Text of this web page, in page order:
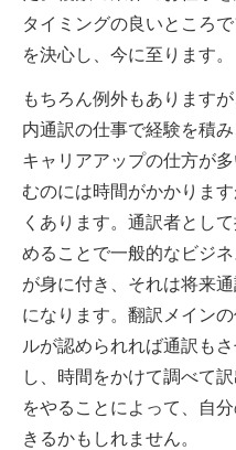
タイミングの良いところ
を決心し、今に至ります。
もちろん例外もあります
内通訳の仕事で経験を積
キャリアアップの仕方が
むのには時間がかかりま
くあります。通訳者とし
めることで一般的なビジ
が身に付き、それは将来
になります。翻訳メイン
ルが認められれば通訳も
し、時間をかけて調べて
をやることによって、自
きるかもしれません。